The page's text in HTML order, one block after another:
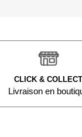
CLICK & COLLECT
Livraison en